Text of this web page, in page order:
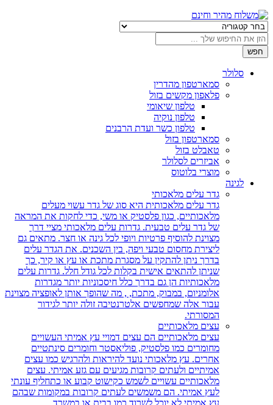
חפש
סלולר
סמארטפון מהדרין
פלאפון מקשים בזול
טלפון שיאומי
טלפון נוקיה
טלפון כשר ועדת הרבנים
סמארטפון בזול
טאבלט בזול
אביזרים לסלולר
מוצרי בלוטוס
לגינה
גדר עלים מלאכותי
גדר עלים מלאכותית היא סוג של גדר עשוי מעלים
מלאכותיים, כגון פלסטיק או משי, כדי לחקות את המראה
של גדר עלים טבעית. גדרות עלים מלאכותי מציי דרך
מצוינת להוסיף פרטיות ויופי לכל גינה או חצר. מתאים גם
ליצירת מחסום טבעי ויפה, בין השכנים. את הגדר עלים
בדרך ניתן להתקין על מסגרת מתכת או עץ או קיר, כך
שניתן להתאים אישית בקלות לכל גודל חלל. גדרות עלים
מלאכותיות הן גם בדרך כלל חיסכוניות יותר מגדרות
אלומניום, במבוק, מתכת, , מה שהופך אותן לאופציה מצוינת
עבור אלה שמחפשים אלטרנטיבה זולה יותר לגידור
המסורתי.
עצים מלאכותיים
עצים מלאכותיים הם עצים דמויי עץ אמיתי העשויים
מחומרים כמו פלסטיק, פוליאסטר וחומרים סינתטיים
אחרים. עץ מלאכותי נועד להיראות ולהרגיש כמו עצים
אמיתיים ולעתים קרובות מגיעים עם גזע אמיתי. עצים
מלאכותיים עשויים לשמש כקישוט קבוע או כתחליף עונתי
לעץ אמיתי. הם משמשים לעתים קרובות במקומות שבהם
עץ אמיתי לא יוכל לשרוד כמו בבית או במשרד.